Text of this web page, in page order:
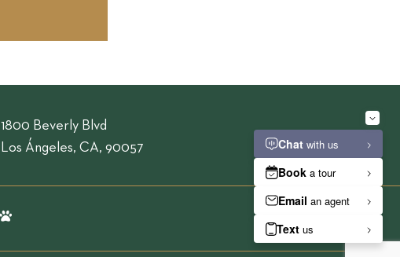
1800 Beverly Blvd
Los Ángeles, CA, 90057